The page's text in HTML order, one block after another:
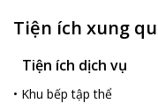
Tiện ích xung
Tiện ích dịch vụ
• Khu bếp tập thể